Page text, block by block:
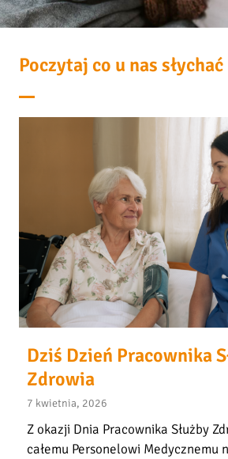
Poczytaj co u nas słychać
Dziś Dzień Pracownika
Zdrowia
7 kwietnia, 2026
Z okazji Dnia Pracownika Służby
całemu Personelowi Medycznemu